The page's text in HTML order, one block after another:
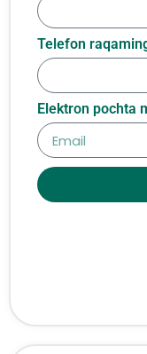
Telefon
Elektron pochta